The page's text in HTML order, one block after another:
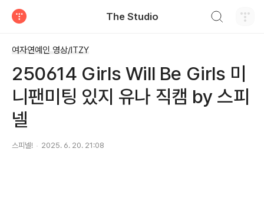
The Studio
여자연예인 영상/ITZY
250614 Girls Will Be Girls 미
니팬미팅 있지 유나 직캠 by 스피
넬
스피넬! 2025. 6. 20. 21:08